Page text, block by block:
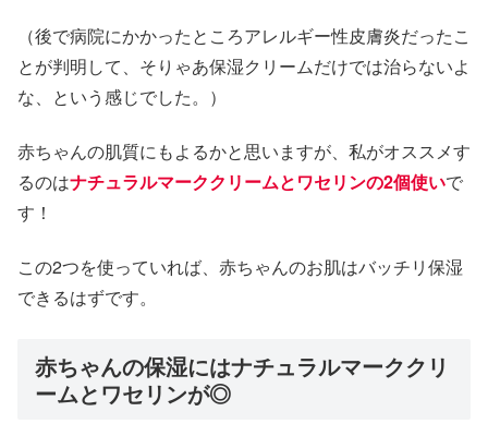
（後で病院にかかったところアレルギー性皮膚炎だったこ
とが判明して、そりゃあ保湿クリームだけでは治らないよ
な、という感じでした。）
赤ちゃんの肌質にもよるかと思いますが、私がオススメす
るのはナチュラルマーククリームとワセリンの2個使いで
す！
この2つを使っていれば、赤ちゃんのお肌はバッチリ保湿
できるはずです。
赤ちゃんの保湿にはナチュラルマーククリ
ームとワセリンが◎